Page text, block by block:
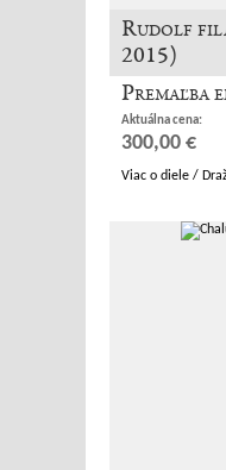
Rudolf
2015)
Premaľba
Aktuálna cena:
300,00 €
Viac o diele /